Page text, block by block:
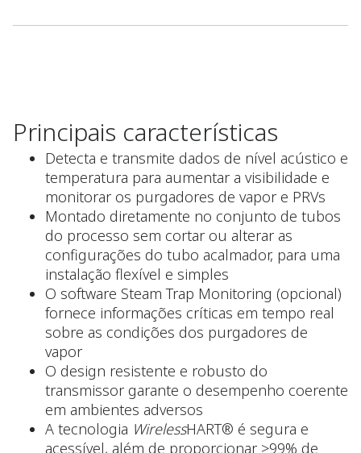
Principais características
Detecta e transmite dados de nível acústico e
temperatura para aumentar a visibilidade e
monitorar os purgadores de vapor e PRVs
Montado diretamente no conjunto de tubos
do processo sem cortar ou alterar as
configurações do tubo acalmador, para uma
instalação flexível e simples
O software Steam Trap Monitoring (opcional)
fornece informações críticas em tempo real
sobre as condições dos purgadores de
vapor
O design resistente e robusto do
transmissor garante o desempenho coerente
em ambientes adversos
A tecnologia WirelessHART® é segura e
acessível, além de proporcionar >99% de